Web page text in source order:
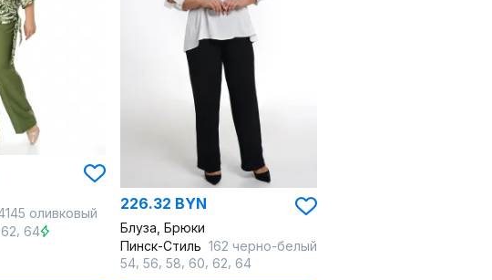
оливковый
62 64
226.32 BYN
Блуза, Брюки
Пинск-Стиль 162 черно-белый
54 56 58 60 62 64